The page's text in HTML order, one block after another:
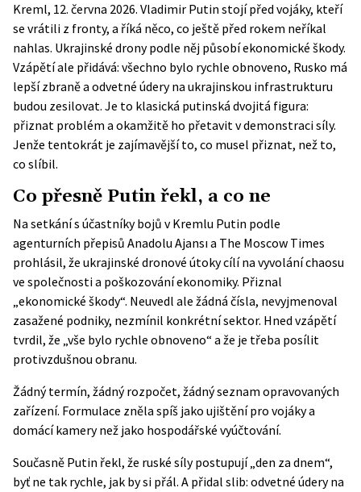
Kreml, 12. června 2026. Vladimir Putin stojí před vojáky, kteří
se vrátili z fronty, a říká něco, co ještě před rokem neříkal
nahlas. Ukrajinské drony podle něj působí ekonomické škody.
Vzápětí ale přidává: všechno bylo rychle obnoveno, Rusko má
lepší zbraně a odvetné údery na ukrajinskou infrastrukturu
budou zesilovat. Je to klasická putinská dvojitá figura:
přiznat problém a okamžitě ho přetavit v demonstraci síly.
Jenže tentokrát je zajímavější to, co musel přiznat, než to,
co slíbil.
Co přesně Putin řekl, a co ne
Na setkání s účastníky bojů v Kremlu Putin podle
agenturních přepisů Anadolu Ajansıa The Moscow Times
prohlásil, že ukrajinské dronové útoky cílí na vyvolání chaosu
ve společnosti a poškozování ekonomiky. Přiznal
„ekonomické škody“. Neuvedl ale žádná čísla, nevyjmenoval
zasažené podniky, nezmínil konkrétní sektor. Hned vzápětí
tvrdil, že „vše bylo rychle obnoveno“ a že je třeba posílit
protivzdušnou obranu.
Žádný termín, žádný rozpočet, žádný seznam opravovaných
zařízení. Formulace zněla spíš jako ujištění pro vojáky a
domácí kamery než jako hospodářské vyúčtování.
Současně Putin řekl, že ruské síly postupují „den za dnem“,
byť ne tak rychle, jak by si přál. A přidal slib: odvetné údery na